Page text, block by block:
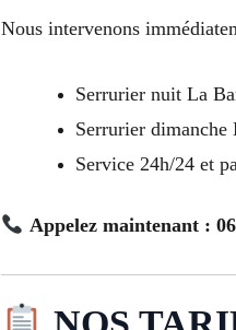
Nous intervenons
Serrurier nuit La
Serrurier dimanche
Service 24h/24 et
Appelez maintenant :